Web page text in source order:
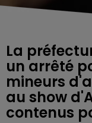
La
un arrêté
mineurs
au show
contenus